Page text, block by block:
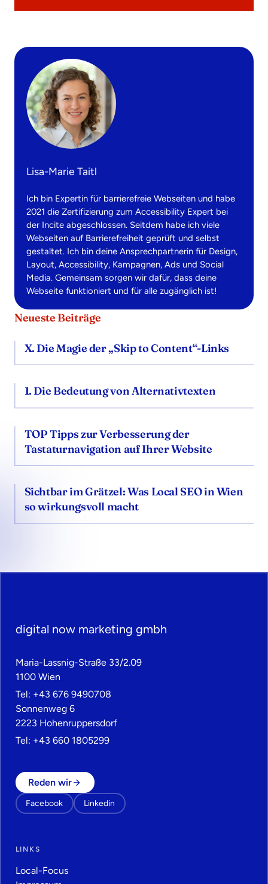
Lisa-Marie Taitl
Ich bin Expertin für barrierefreie Webseiten und habe
2021 die Zertifizierung zum Accessibility Expert bei
der Incite abgeschlossen. Seitdem habe ich viele
Webseiten auf Barrierefreiheit geprüft und selbst
gestaltet. Ich bin deine Ansprechpartnerin für Design,
Layout, Accessibility, Kampagnen, Ads und Social
Media. Gemeinsam sorgen wir dafür, dass deine
Webseite funktioniert und für alle zugänglich ist!
Neueste Beiträge
X. Die Magie der „Skip to Content“-Links
1. Die Bedeutung von Alternativtexten
TOP Tipps zur Verbesserung der
Tastaturnavigation auf Ihrer Website
Sichtbar im Grätzel: Was Local SEO in Wien
so wirkungsvoll macht
digital now marketing gmbh
Maria-Lassnig-Straße 33/2.09
1100 Wien
Tel: +43 676 9490708
Sonnenweg 6
2223 Hohenruppersdorf
Tel: +43 660 1805299
Reden wir
Facebook Linkedin
LINKS
Local-Focus